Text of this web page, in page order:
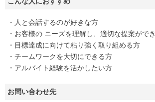
・人と会話するのが好きな方
・お客様の ニーズを理解し、適切な提案がで
・目標達成に向けて粘り強く取り組める方
・チームワークを大切にできる方
・アルバイト経験を活かしたい方
お問い合わせ先